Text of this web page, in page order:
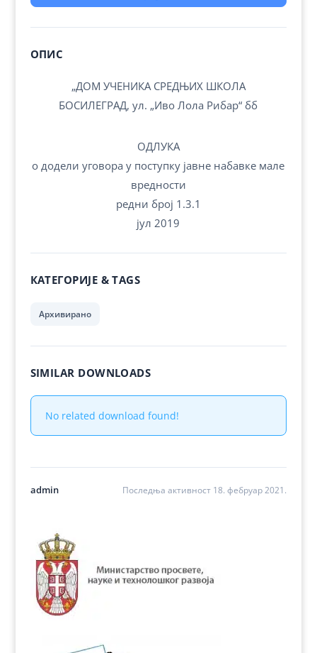
ОПИС
„ДОМ УЧЕНИКА СРЕДЊИХ ШКOЛA
БОСИЛЕГРАД, ул. „Иво Лола Рибар“ бб
ОДЛУКА
о додели уговора у поступку јавне набавке мале
вредности
редни број 1.3.1
јул 2019
КАТЕГОРИЈЕ & TAGS
Архивирано
SIMILAR DOWNLOADS
No related download found!
admin Последња активност 18. фебруар 2021.